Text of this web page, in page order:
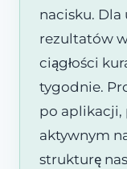
nacisku.
rezultatów
ciągłości
tygodnie.
po aplikacji,
aktywnym
strukturę